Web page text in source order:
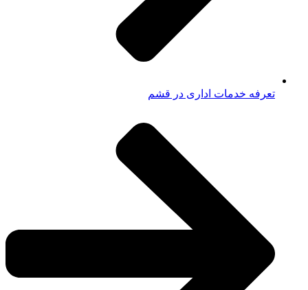
تعرفه خدمات اداری در قشم